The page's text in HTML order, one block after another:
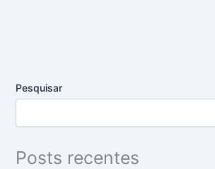
Pesquisar
Posts recentes